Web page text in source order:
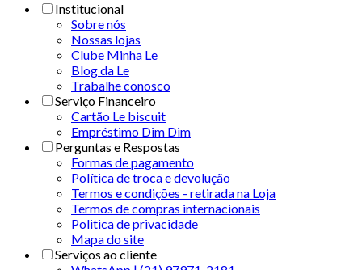
Institucional
Sobre nós
Nossas lojas
Clube Minha Le
Blog da Le
Trabalhe conosco
Serviço Financeiro
Cartão Le biscuit
Empréstimo Dim Dim
Perguntas e Respostas
Formas de pagamento
Política de troca e devolução
Termos e condições - retirada na Loja
Termos de compras internacionais
Politica de privacidade
Mapa do site
Serviços ao cliente